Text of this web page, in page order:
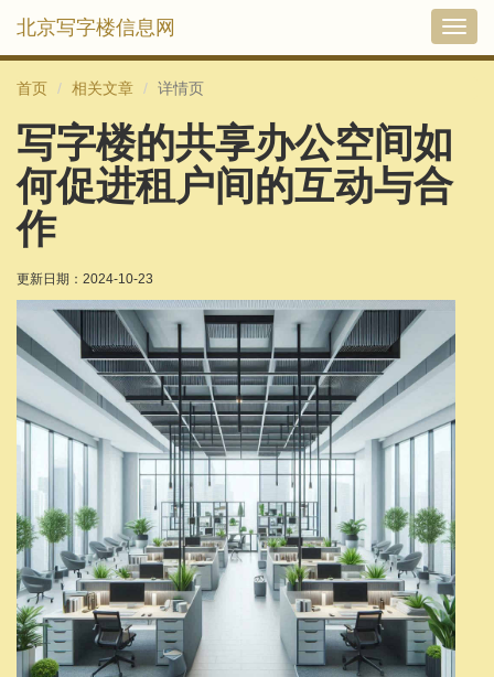
切
北京写字楼信息网
首页 相关文章 详情页
写字楼的共享办公空间如
何促进租户间的互动与合
作
更新日期： 2024-10-23